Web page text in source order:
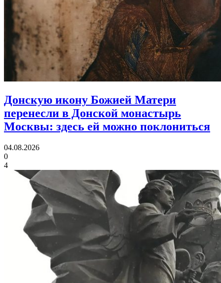
Донскую икону Божией Матери
перенесли в Донской монастырь
Москвы: здесь ей можно поклониться
04.08.2026
0
4